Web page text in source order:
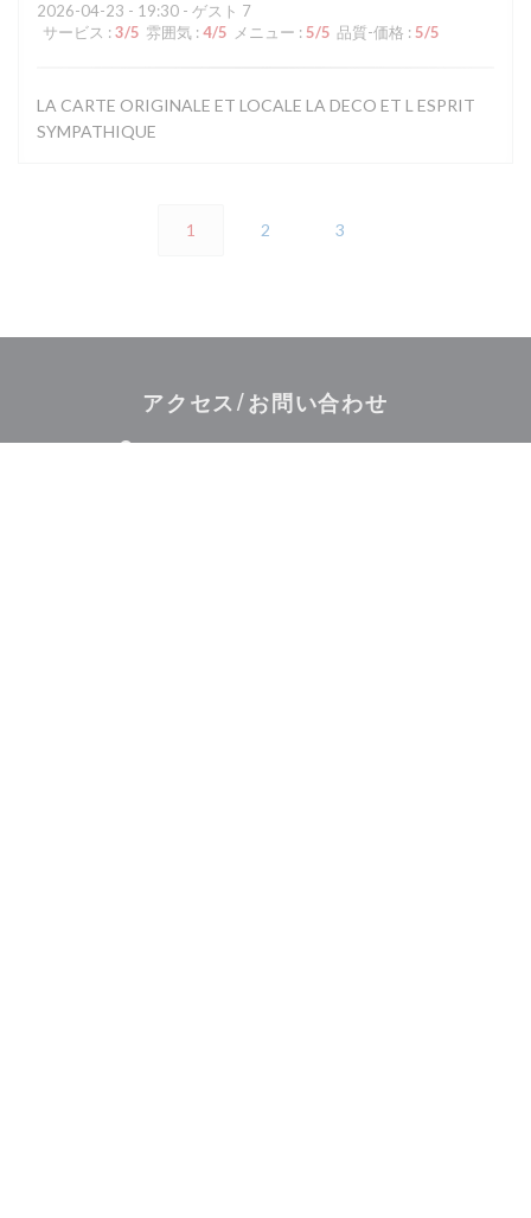
2026-04-23 - 19:30 - ゲスト 7
サービス : 3/5 雰囲気 : 4/5 メニュー : 5/5 品質-価格 : 5/5
LA CARTE ORIGINALE ET LOCALE LA DECO ET L ESPRIT
SYMPATHIQUE
1 2 3
アクセス/お問い合わせ
16 rue du grand marché 37000 Tours((新しいウィン